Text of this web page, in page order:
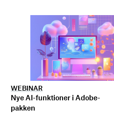
WEBINAR
Nye AI-funktioner i Adobe-
pakken